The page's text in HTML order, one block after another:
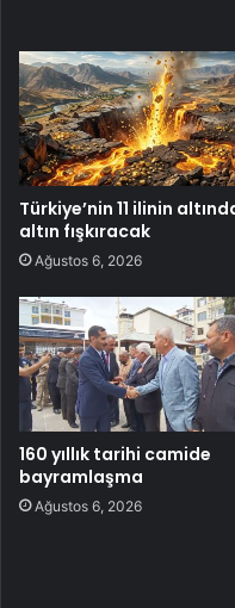
Türkiye’nin 11 ilinin
altın fışkıracak
Ağustos 6, 2026
160 yıllık tarihi camide
bayramlaşma
Ağustos 6, 2026